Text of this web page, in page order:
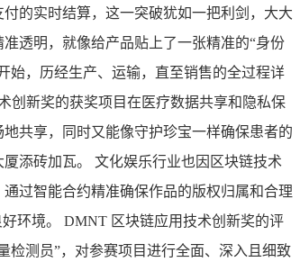
的实时结算，这一突破犹如一把利剑，大大
透明，就像给产品贴上了一张精准的“身份
始，历经生产、运输，直至销售的全过程详
创新奖的获奖项目在医疗数据共享和隐私保
共享，同时又能像守护珍宝一样确保患者的
添砖加瓦。 文化娱乐行业也因区块链技术
过智能合约精准确保作品的版权归属和合理
环境。 DMNT 区块链应用技术创新奖的评
检测员”，对参赛项目进行全面、深入且细致